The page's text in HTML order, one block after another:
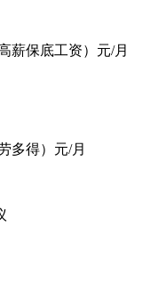
薪保底工资）元/月
多得）元/月